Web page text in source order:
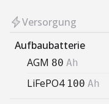
Versorgung
Aufbaubatterie
AGM 80 Ah
LiFePO4 100 Ah